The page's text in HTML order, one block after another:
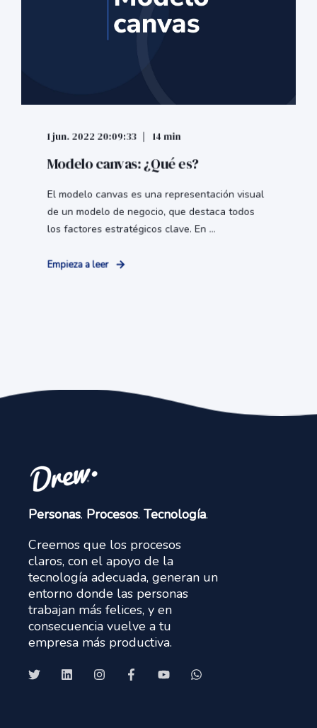
1 jun. 2022 20:09:33 14 min
Modelo canvas: ¿Qué es?
El modelo canvas es una representación visual
de un modelo de negocio, que destaca todos
los factores estratégicos clave. En ...
Empieza a leer
Personas. Procesos. Tecnología.
Creemos que los procesos
claros, con el apoyo de la
tecnología adecuada, generan un
entorno donde las personas
trabajan más felices, y en
consecuencia vuelve a tu
empresa más productiva.